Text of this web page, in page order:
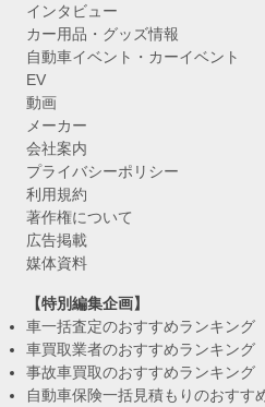
インタビュー
カー用品・グッズ情報
自動車イベント・カーイベント
EV
動画
メーカー
会社案内
プライバシーポリシー
利用規約
著作権について
広告掲載
媒体資料
【特別編集企画】
車一括査定のおすすめランキング
車買取業者のおすすめランキング
事故車買取のおすすめランキング
自動車保険一括見積もりのおすす